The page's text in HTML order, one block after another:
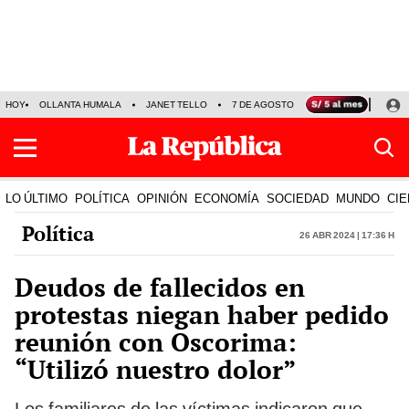
HOY OLLANTA HUMALA JANET TELLO 7 DE AGOSTO TINKA RESULTADOS
LO ÚLTIMO POLÍTICA OPINIÓN ECONOMÍA SOCIEDAD MUNDO
Política 26 Abr 2024 | 17:36 h
Deudos de fallecidos en
protestas niegan haber pedido
reunión con Oscorima:
“Utilizó nuestro dolor”